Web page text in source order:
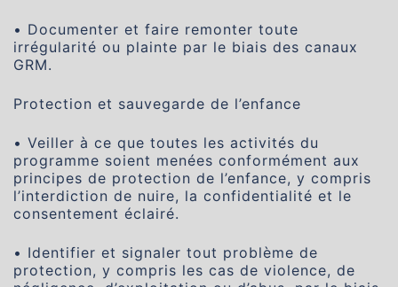
• Documenter et faire remonter toute
irrégularité ou plainte par le biais des canaux
GRM.
Protection et sauvegarde de l’enfance
• Veiller à ce que toutes les activités du
programme soient menées conformément aux
principes de protection de l’enfance, y compris
l’interdiction de nuire, la confidentialité et le
consentement éclairé.
• Identifier et signaler tout problème de
protection, y compris les cas de violence, de